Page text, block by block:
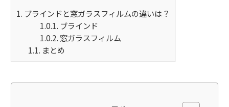
1. ブラインドと窓ガラスフィルムの違いは？
1.0.1. ブラインド
1.0.2. 窓ガラスフィルム
1.1. まとめ